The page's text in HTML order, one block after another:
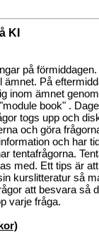
KI
på
På
inom ämnet
book" .
togs upp och
och göra
och har
tentafrågorna.
med. Ett tips är
kurslitteratur så
att besvara så
varje fråga.